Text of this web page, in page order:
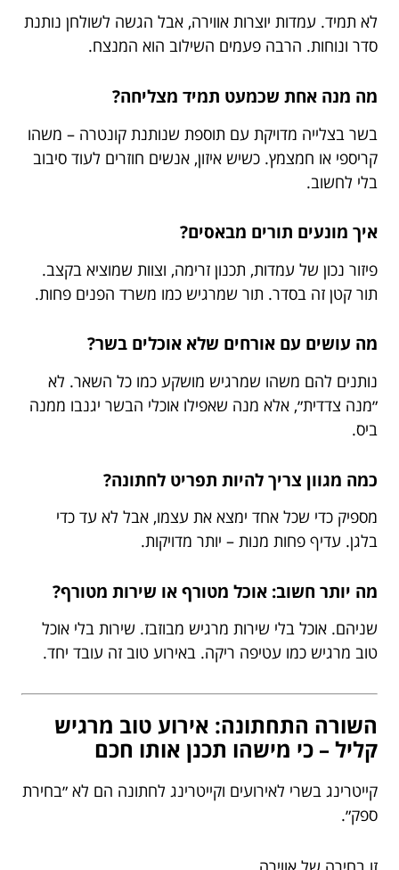
לא תמיד. עמדות יוצרות אווירה, אבל הגשה לשולחן נותנת
סדר ונוחות. הרבה פעמים השילוב הוא המנצח.
מה מנה אחת שכמעט תמיד מצליחה?
בשר בצלייה מדויקת עם תוספת שנותנת קונטרה – משהו
קריספי או חמצמץ. כשיש איזון, אנשים חוזרים לעוד סיבוב
בלי לחשוב.
איך מונעים תורים מבאסים?
פיזור נכון של עמדות, תכנון זרימה, וצוות שמוציא בקצב.
תור קטן זה בסדר. תור שמרגיש כמו משרד הפנים פחות.
מה עושים עם אורחים שלא אוכלים בשר?
נותנים להם משהו שמרגיש מושקע כמו כל השאר. לא
״מנה צדדית״, אלא מנה שאפילו אוכלי הבשר יגנבו ממנה
ביס.
כמה מגוון צריך להיות תפריט לחתונה?
מספיק כדי שכל אחד ימצא את עצמו, אבל לא עד כדי
בלגן. עדיף פחות מנות – יותר מדויקות.
מה יותר חשוב: אוכל מטורף או שירות מטורף?
שניהם. אוכל בלי שירות מרגיש מבוזבז. שירות בלי אוכל
טוב מרגיש כמו עטיפה ריקה. באירוע טוב זה עובד יחד.
השורה התחתונה: אירוע טוב מרגיש
קליל – כי מישהו תכנן אותו חכם
קייטרינג בשרי לאירועים וקייטרינג לחתונה הם לא ״בחירת
ספק״.